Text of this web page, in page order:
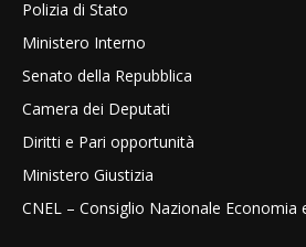
Polizia di Stato
Ministero Interno
Senato della Repubblica
Camera dei Deputati
Diritti e Pari opportunità
Ministero Giustizia
CNEL – Consiglio Nazionale Economia